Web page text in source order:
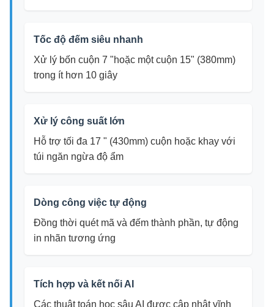
Tốc độ đếm siêu nhanh
Xử lý bốn cuộn 7 "hoặc một cuộn 15" (380mm)
trong ít hơn 10 giây
Xử lý công suất lớn
Hỗ trợ tối đa 17 " (430mm) cuộn hoặc khay với
túi ngăn ngừa độ ẩm
Dòng công việc tự động
Đồng thời quét mã và đếm thành phần, tự động
in nhãn tương ứng
Tích hợp và kết nối AI
Các thuật toán học sâu AI được cập nhật vĩnh